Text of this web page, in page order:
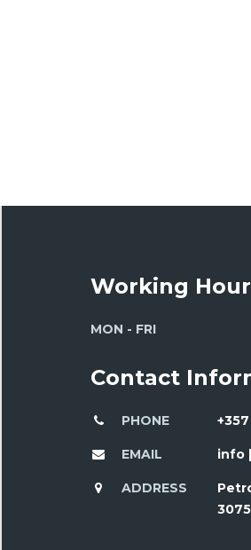
Working
MON - FRI
Contact
PHONE
EMAIL info
ADDRESS